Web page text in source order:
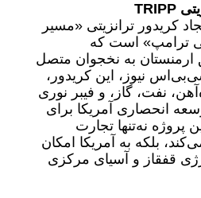
کریدور ترانزیتی «مسیر
ترامپ» است که
ارمنستان به نخجوان متصل
نیوز، این کریدور،
نفت، گاز، و فیبر نوری
انحصاری آمریکا برای
پروژه نه‌تنها تجارت
بلکه به آمریکا امکان
قفقاز و آسیای مرکزی